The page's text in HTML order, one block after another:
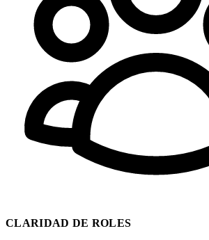
CLARIDAD DE ROLES